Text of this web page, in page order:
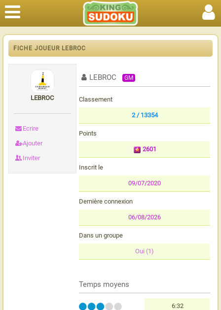
FICHE JOUEUR LEBROC
LEBROC
Ecrire
Ajouter
Inviter
LEBROC GM
Classement
2 / 13354
Points
2601
Inscrit le
09/07/2020
Dernière connexion
06/08/2026
Dans un groupe
Oui (1)
Temps moyens
6:32